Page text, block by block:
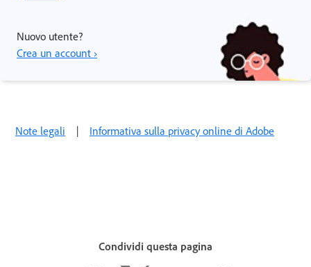
Nuovo utente?
Crea un account ›
Note legali | Informativa sulla privacy online di Adobe
Condividi questa pagina